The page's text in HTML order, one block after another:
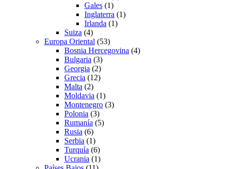
Gales (1)
Inglaterra (1)
Irlanda (1)
Suiza (4)
Europa Oriental (53)
Bosnia Hercegovina (4)
Bulgaria (3)
Georgia (2)
Grecia (12)
Malta (2)
Moldavia (1)
Montenegro (3)
Polonia (3)
Rumanía (5)
Rusia (6)
Serbia (1)
Turquía (6)
Ucrania (1)